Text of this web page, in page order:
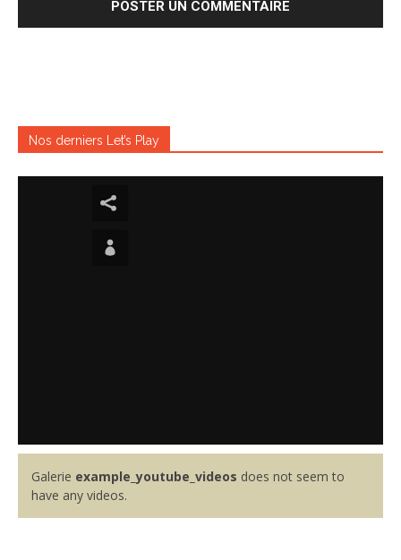
Nos derniers Let’s Play
Galerie example_youtube_videos does not seem to
have any videos.